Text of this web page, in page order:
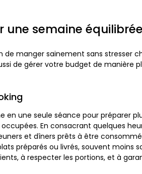
une semaine équilibrée
de manger sainement sans stresser
de gérer votre budget de manière
une seule séance pour préparer
En consacrant quelques
et dîners prêts à être
préparés ou livrés, souvent moins
à respecter les portions, et à